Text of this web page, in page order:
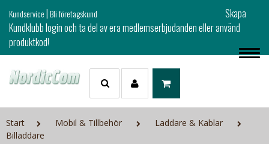
Kundservice|Bli företagskund
Skapa
Kundklubb login och ta del av era medlemserbjudanden eller använd
produktkod!
Start Mobil & Tillbehör
Laddare & Kablar
Billaddare